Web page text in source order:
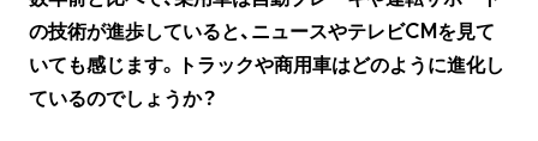
の技術が進歩していると、ニュースやテレビCMを見て
いても感じます。トラックや商用車はどのように進化し
ているのでしょうか？